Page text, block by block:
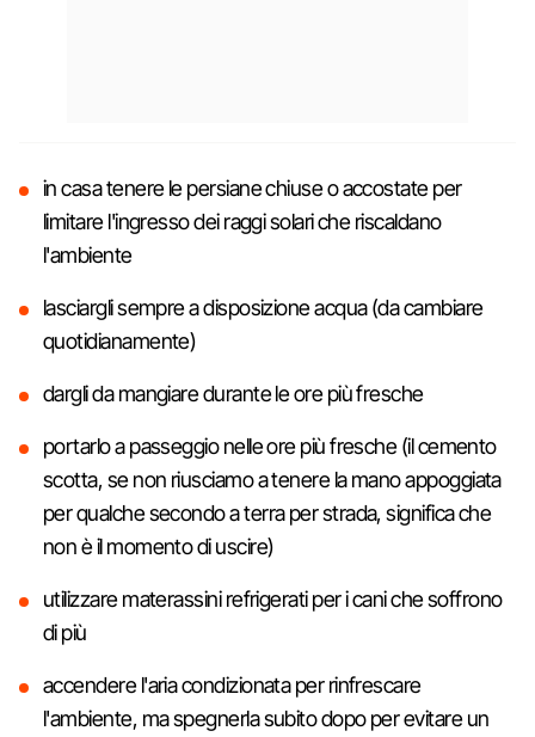
in casa tenere le persiane chiuse o accostate per
limitare l'ingresso dei raggi solari che riscaldano
l'ambiente
lasciargli sempre a disposizione acqua (da cambiare
quotidianamente)
dargli da mangiare durante le ore più fresche
portarlo a passeggio nelle ore più fresche (il cemento
scotta, se non riusciamo a tenere la mano appoggiata
per qualche secondo a terra per strada, significa che
non è il momento di uscire)
utilizzare materassini refrigerati per i cani che soffrono
di più
accendere l'aria condizionata per rinfrescare
l'ambiente, ma spegnerla subito dopo per evitare un